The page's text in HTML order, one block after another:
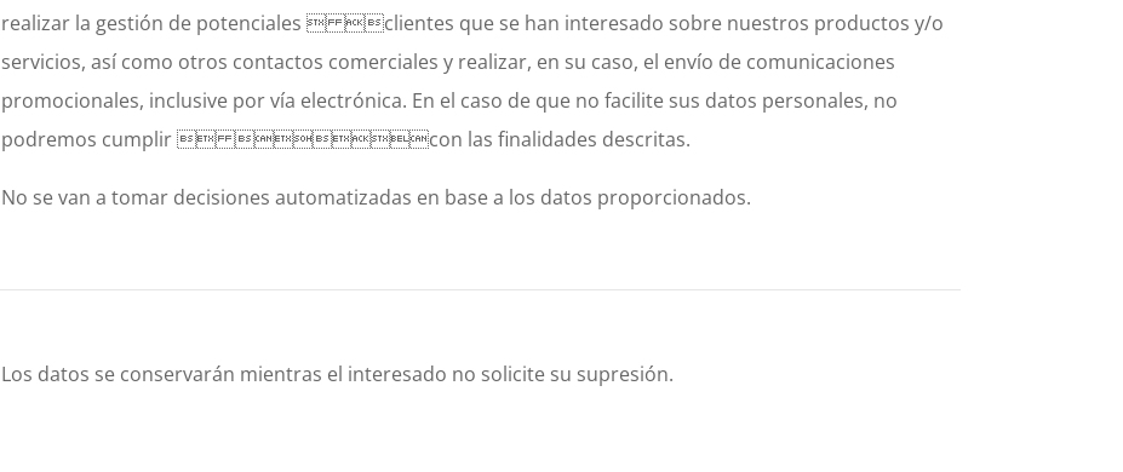
realizar la gestión de potenciales  clientes que se han interesado sobre nuestros productos y/o
servicios, así como otros contactos comerciales y realizar, en su caso, el envío de comunicaciones
promocionales, inclusive por vía electrónica. En el caso de que no facilite sus datos personales, no
podremos cumplir  con las finalidades descritas.
No se van a tomar decisiones automatizadas en base a los datos proporcionados.
Los datos se conservarán mientras el interesado no solicite su supresión.